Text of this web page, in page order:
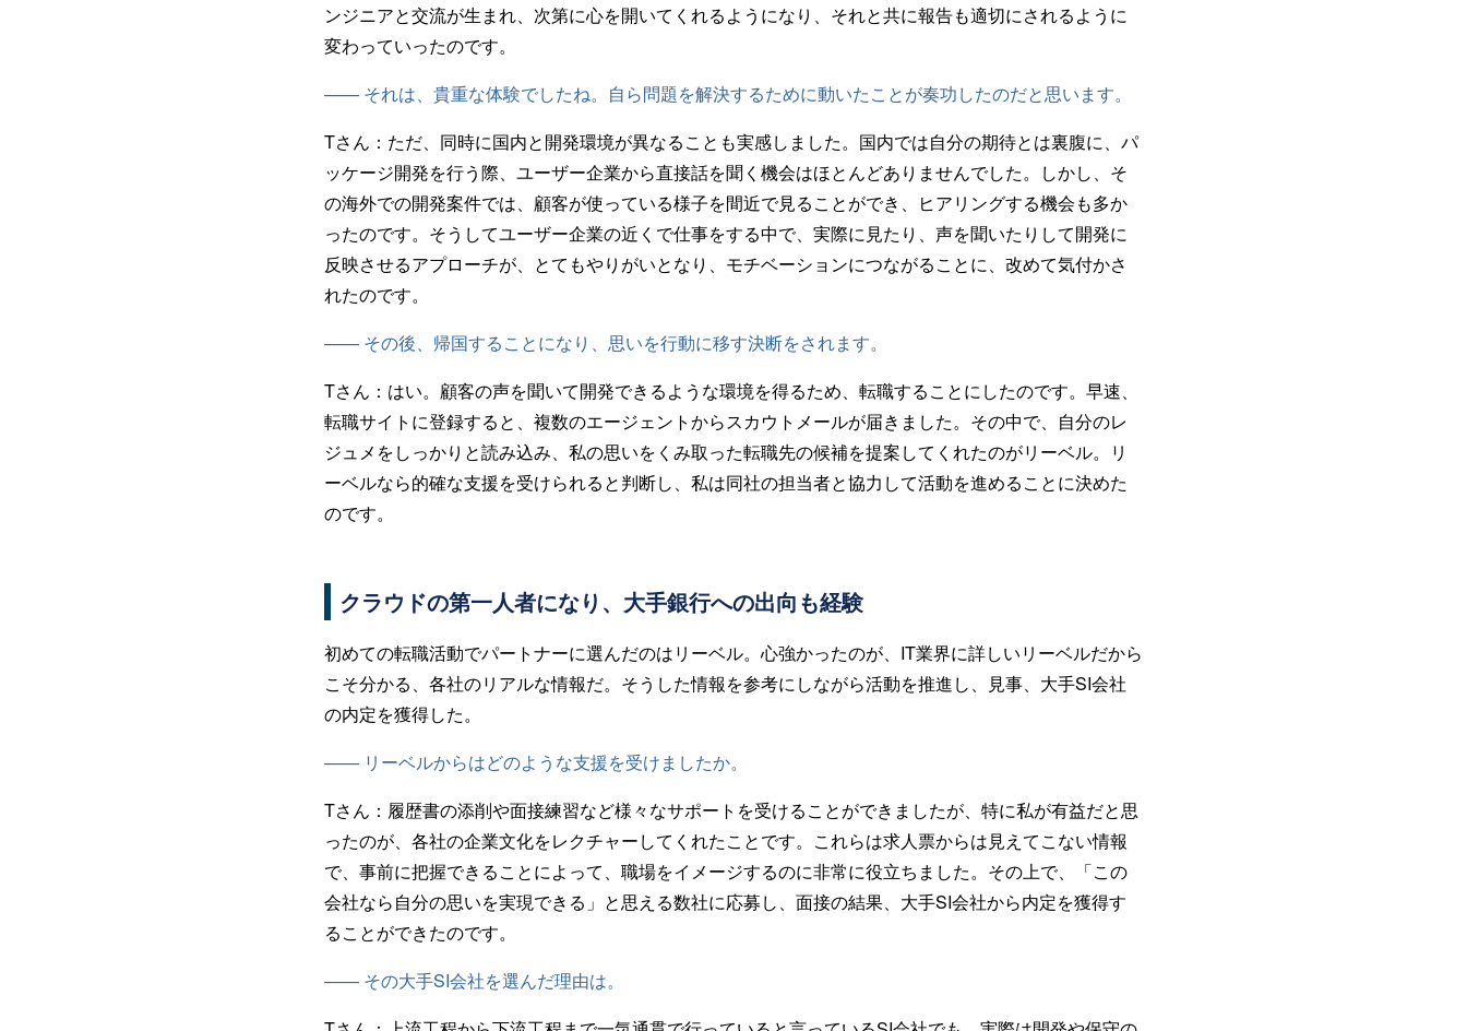
ンジニアと交流が生まれ、次第に心を開いてくれるようになり、それと共に報告も適切にされるように
変わっていったのです。
—— それは、貴重な体験でしたね。自ら問題を解決するために動いたことが奏功したのだと思います。
Tさん： ただ、同時に国内と開発環境が異なることも実感しました。国内では自分の期待とは裏腹に、パ
ッケージ開発を行う際、ユーザー企業から直接話を聞く機会はほとんどありませんでした。しかし、そ
の海外での開発案件では、顧客が使っている様子を間近で見ることができ、ヒアリングする機会も多か
ったのです。そうしてユーザー企業の近くで仕事をする中で、実際に見たり、声を聞いたりして開発に
反映させるアプローチが、とてもやりがいとなり、モチベーションにつながることに、改めて気付かさ
れたのです。
—— その後、帰国することになり、思いを行動に移す決断をされます。
Tさん：はい。顧客の声を聞いて開発できるような環境を得るため、転職することにしたのです。早速、
転職サイトに登録すると、複数のエージェントからスカウトメールが届きました。その中で、自分のレ
ジュメをしっかりと読み込み、私の思いをくみ取った転職先の候補を提案してくれたのがリーベル。リ
ーベルなら的確な支援を受けられると判断し、私は同社の担当者と協力して活動を進めることに決めた
のです。
クラウドの第一人者になり、大手銀行への出向も経験
初めての転職活動でパートナーに選んだのはリーベル。心強かったのが、IT業界に詳しいリーベルだから
こそ分かる、各社のリアルな情報だ。そうした情報を参考にしながら活動を推進し、見事、大手SI会社
の内定を獲得した。
—— リーベルからはどのような支援を受けましたか。
Tさん： 履歴書の添削や面接練習など様々なサポートを受けることができましたが、特に私が有益だと思
ったのが、各社の企業文化をレクチャーしてくれたことです。これらは求人票からは見えてこない情報
で、事前に把握できることによって、職場をイメージするのに非常に役立ちました。その上で、「この
会社なら自分の思いを実現できる」と思える数社に応募し、面接の結果、大手SI会社から内定を獲得す
ることができたのです。
—— その大手SI会社を選んだ理由は。